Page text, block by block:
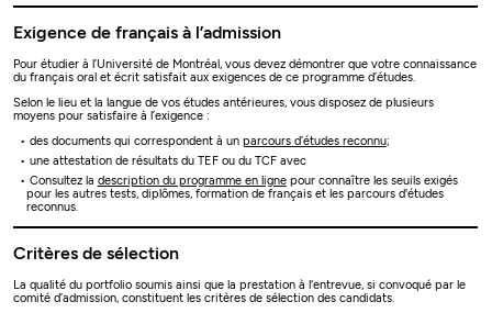
Exigence de français à l’admission
Pour étudier à l’Université de Montréal, vous devez démontrer que votre connaissance
du français oral et écrit satisfait aux exigences de ce programme d’études.
Selon le lieu et la langue de vos études antérieures, vous disposez de plusieurs
moyens pour satisfaire à l’exigence :
des documents qui correspondent à un parcours d’études reconnu;
une attestation de résultats du TEF ou du TCF avec
Consultez la description du programme en lignepour connaître les seuils exigés
pour les autres tests, diplômes, formation de français et les parcours d'études
reconnus.
Critères de sélection
La qualité du portfolio soumis ainsi que la prestation à l'entrevue, si convoqué par le
comité d’admission, constituent les critères de sélection des candidats.